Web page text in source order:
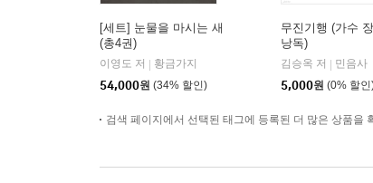
[세트] 눈물을 마시는 새
(총4권)
이영도 저
황금가지
54,000원 (34% 할인)
무진기행 (가수
낭독)
김승옥 저
민음사
5,000원 (0% 할인
검색 페이지에서 선택된 태그에 등록된 더 많은 상품을